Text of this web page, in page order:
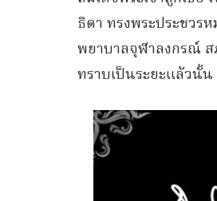
ธิดา ทรงพระประชวร
พยาบาลจุฬาลงกรณ์ ส
ทราบเป็นระยะแล้วนั้น